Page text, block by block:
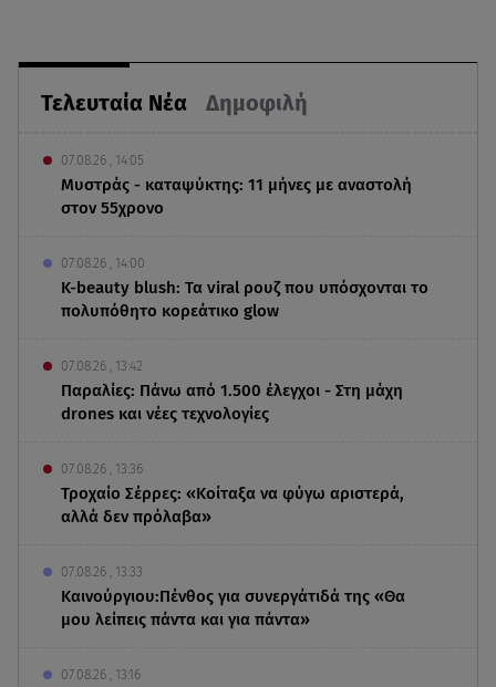
Τελευταία Νέα Δημοφιλή
07.08.26 , 14:05
Μυστράς - καταψύκτης: 11 μήνες με αναστολή
στον 55χρονο
07.08.26 , 14:00
K-beauty blush: Τα viral ρουζ που υπόσχονται το
πολυπόθητο κορεάτικο glow
07.08.26 , 13:42
Παραλίες: Πάνω από 1.500 έλεγχοι - Στη μάχη
drones και νέες τεχνολογίες
07.08.26 , 13:36
Τροχαίο Σέρρες: «Κοίταξα να φύγω αριστερά,
αλλά δεν πρόλαβα»
07.08.26 , 13:33
Καινούργιου:Πένθος για συνεργάτιδά της «Θα
μου λείπεις πάντα και για πάντα»
07.08.26 , 13:16